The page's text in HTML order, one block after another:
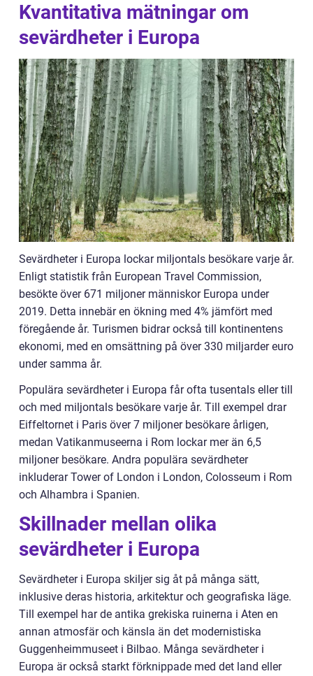
Kvantitativa mätningar om
sevärdheter i Europa
Sevärdheter i Europa lockar miljontals besökare varje år.
Enligt statistik från European Travel Commission,
besökte över 671 miljoner människor Europa under
2019. Detta innebär en ökning med 4% jämfört med
föregående år. Turismen bidrar också till kontinentens
ekonomi, med en omsättning på över 330 miljarder euro
under samma år.
Populära sevärdheter i Europa får ofta tusentals eller till
och med miljontals besökare varje år. Till exempel drar
Eiffeltornet i Paris över 7 miljoner besökare årligen,
medan Vatikanmuseerna i Rom lockar mer än 6,5
miljoner besökare. Andra populära sevärdheter
inkluderar Tower of London i London, Colosseum i Rom
och Alhambra i Spanien.
Skillnader mellan olika
sevärdheter i Europa
Sevärdheter i Europa skiljer sig åt på många sätt,
inklusive deras historia, arkitektur och geografiska läge.
Till exempel har de antika grekiska ruinerna i Aten en
annan atmosfär och känsla än det modernistiska
Guggenheimmuseet i Bilbao. Många sevärdheter i
Europa är också starkt förknippade med det land eller